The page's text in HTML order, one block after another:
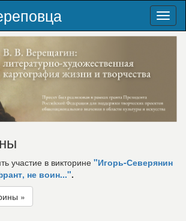
участие в викторине "Игорь-Северянин
не воин...".
»